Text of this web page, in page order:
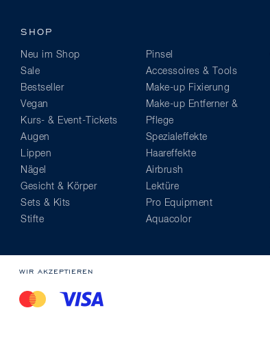
SHOP
Neu im Shop
Sale
Bestseller
Vegan
Kurs- & Event-Tickets
Augen
Lippen
Nägel
Gesicht & Körper
Sets & Kits
Stifte
Pinsel
Accessoires & Tools
Make-up Fixierung
Make-up Entferner &
Pflege
Spezialeffekte
Haareffekte
Airbrush
Lektüre
Pro Equipment
Aquacolor
WIR AKZEPTIEREN